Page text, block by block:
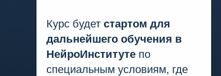
Курс будет стартом для
дальнейшего обучения в
НейроИнституте по
специальным условиям, где